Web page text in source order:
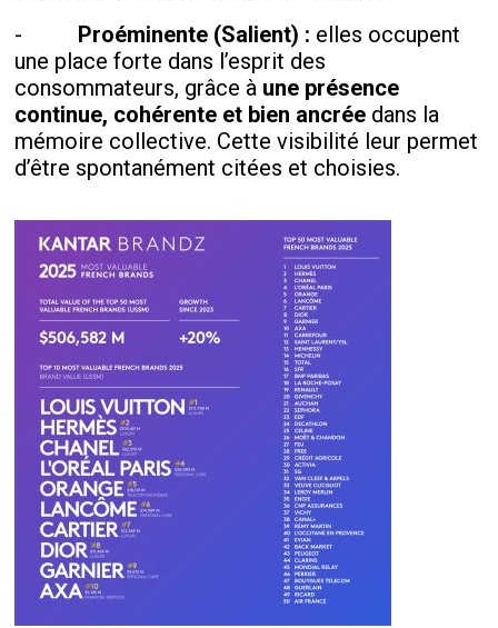
- Proéminente (Salient) : elles occupent
une place forte dans l’esprit des
consommateurs, grâce à une présence
continue, cohérente et bien ancrée dans la
mémoire collective. Cette visibilité leur permet
d’être spontanément citées et choisies.